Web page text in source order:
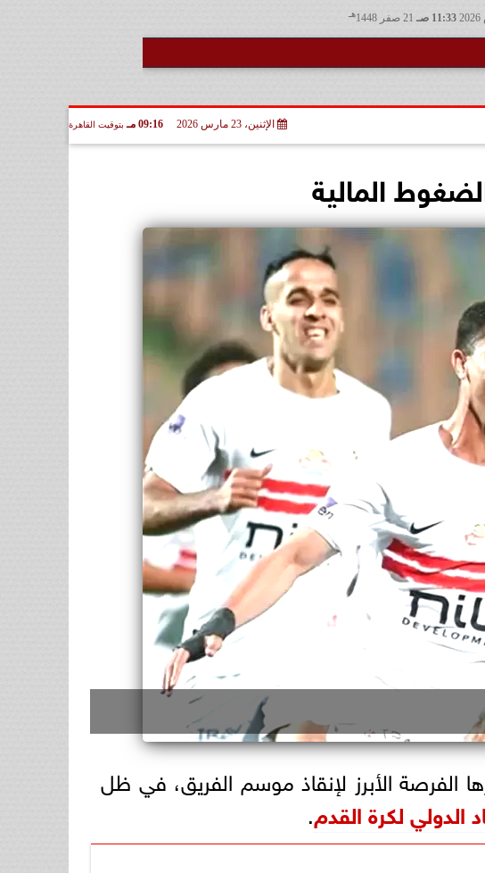
11:33 صـ هـ
الإثنين، 23 مارس 2026 09:16 مـ بتوقيت القاهرة
المالية
الفرصة الأبرز لإنقاذ موسم الفريق، في ظل
الدولي لكرة القدم.